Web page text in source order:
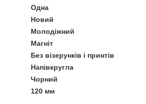
Одна
Новий
Молодіжний
Магніт
Без візерунків і принтів
Напівкругла
Чорний
120 мм